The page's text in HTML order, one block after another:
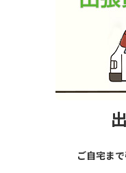
ご自宅ま